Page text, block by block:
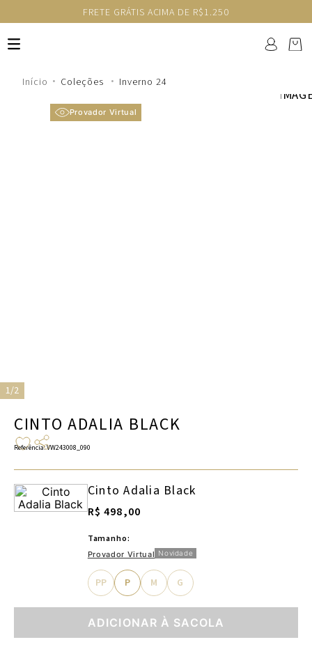
FRETE GRÁTIS ACIMA DE R$1.250
Coleções Inverno 24
Provador Virtual
1/2
CINTO ADALIA BLACK
Referência:VW243008_090
Cinto Adalia Black
R$ 498,00
Tamanho:
Provador Virtual Novidade
PP P M G
ADICIONAR À SACOLA